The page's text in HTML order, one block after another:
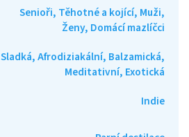
Senioři, Těhotné a kojící, Muži,
Ženy, Domácí mazlíčci
Sladká, Afrodiziakální, Balzamická,
Meditativní, Exotická
Indie